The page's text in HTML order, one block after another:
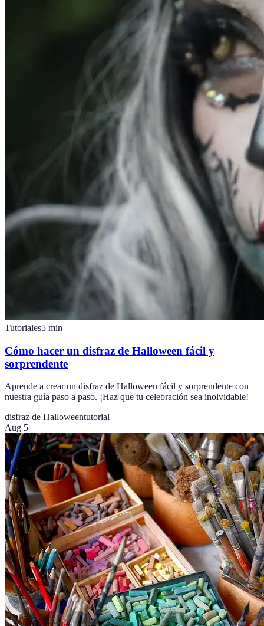
Tutoriales5 min
Cómo hacer un disfraz de Halloween fácil y
sorprendente
Aprende a crear un disfraz de Halloween fácil y sorprendente con
nuestra guía paso a paso. ¡Haz que tu celebración sea inolvidable!
disfraz de Halloweentutorial
Aug 5